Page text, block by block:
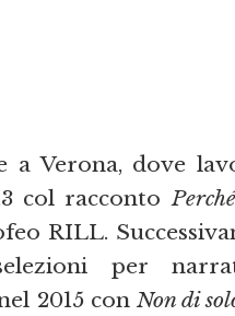
a Verona, dove
col racconto
RILL.
per
2015 con Non di